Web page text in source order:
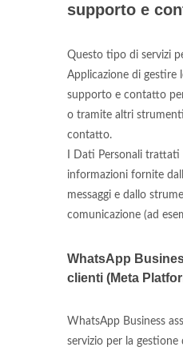
supporto e
Questo tipo di servizi
Applicazione di gestire
supporto e contatto
o tramite altri
contatto.
I Dati Personali
informazioni fornite
messaggi e dallo
comunicazione (ad
WhatsApp
clienti (Meta
WhatsApp Business
servizio per la gestione